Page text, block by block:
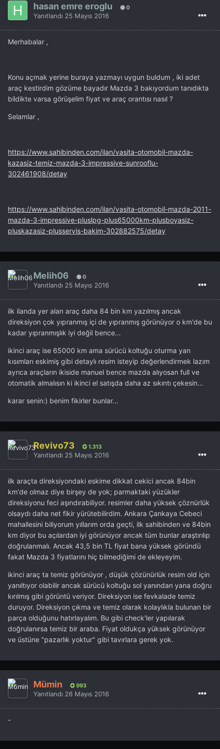
hasan emre eroglu 0
Yanıtlandı 25 Mayıs 2016
Merhabalar ,
Konu açmak yerine buraya yazmayı uygun buldum , iki adet
araç kestirdim gözüme bayadır Mazda 3 bakıyordum tanıdıkta
bildikte varsa görüşelim fiyat ve araç orantısı nasıl ?
Selamlar ,
https://www.sahibinden.com/ilan/vasita-otomobil-mazda-
kazasiz-temiz-mazda-3-impressive-sunrooflu-
302461908/detay
https://www.sahibinden.com/ilan/vasita-otomobil-mazda-2011-
mazda-3-impressive-pluslpg-plus65000km-plusboyasiz-
pluskazasiz-plusservis-bakim-302882575/detay
Melih06 0
Yanıtlandı 25 Mayıs 2016
ilk ilanda yer alan araç daha 84 bin km yazılmış ancak
direksiyon çok yıpranmış içi de yıpranmış görünüyor o km'de bu
kadar yıpranmışlık iyi değil bence...
ikinci araç ise 65000 km ama sürücü koltuğu oturma yan
kısımları eskimiş gibi detaylı resim isteyip değerlendirmek lazım
ayrıca araçların ikiside manuel bence mazda alıyosan full ve
otomatik almalısın ki ikinci el satışda daha az sıkıntı çekesin...
karar senin:) benim fikirler bunlar...
Revivo73 1.313
Yanıtlandı 25 Mayıs 2016
ilk araçta direksiyondaki eskime dikkat cekici ancak 84bin
km'de olmaz diye birşey de yok; parmaktaki yüzükler
direksiyonu feci aşındırabiliyor. resimler daha yüksek çöznürlük
olsaydı daha net fikir yürütebilirdim. Ankara Çankaya Cebeci
mahallesini biliyorum yıllarım orda geçti, ilk sahibinden ve 84bin
km diyor bu açılardan iyi görünüyor ancak tüm bunlar araştırılıp
doğrulanmalı. Ancak 43,5 bin TL fiyat bana yüksek göründü
fakat Mazda 3 fiyatlarını hiç bilmediğimi de ekleyeyim.
ikinci araç ta temiz görünüyor , düşük çözünürlük resim old için
yanıltıyor olabilir ancak sürücü koltuğu sol yanından yana doğru
kırılmış gibi görüntü veriyor. Direksiyon ise fevkalade temiz
duruyor. Direksiyon çıkma ve temiz olarak kolaylıkla bulunan bir
parça olduğunu hatırlayalım. Bu gibi check'ler yapılarak
doğrulanırsa temiz bir araba. Fiyat oldukça yüksek görünüyor
ve üstüne "pazarlık yoktur" gibi tavırlara gerek yok.
Mümin 993
Yanıtlandı 26 Mayıs 2016
-